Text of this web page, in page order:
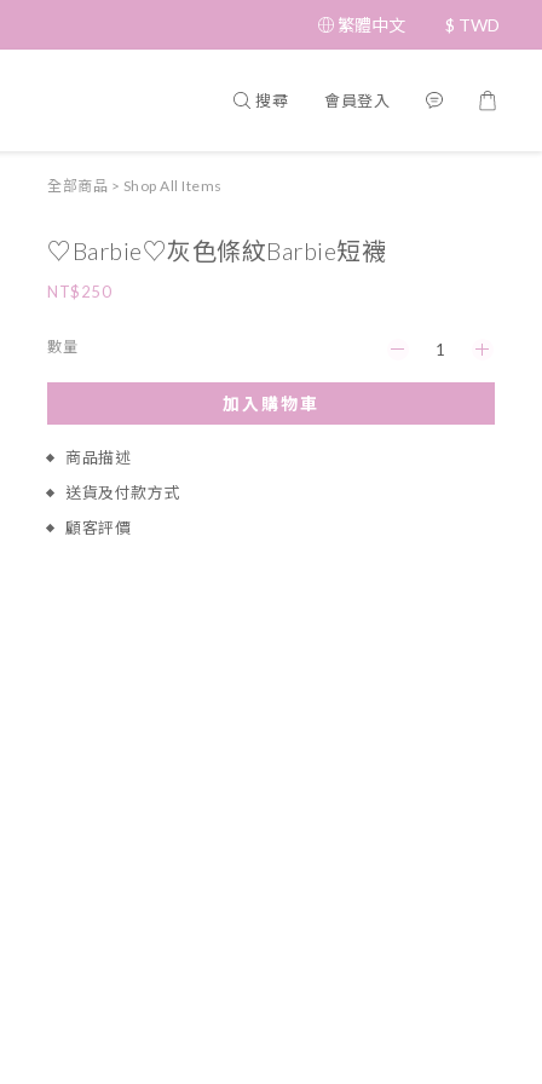
繁體中文 $ TWD
搜尋 會員登入
全部商品 > Shop All Items
♡Barbie♡灰色條紋Barbie短襪
NT$250
數量
加入購物車
商品描述
送貨及付款方式
顧客評價